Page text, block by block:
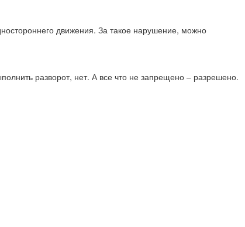
движения. За такое нарушение, можно
разворот, нет. А все что не запрещено – разрешено.